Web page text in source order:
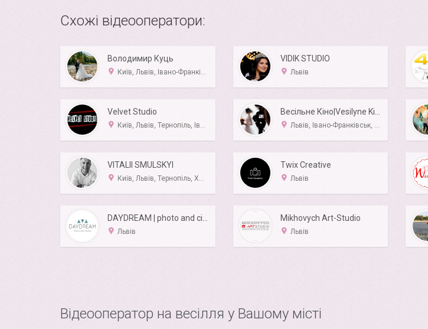
Схожі відеооператори:
Володимир Куць
Київ, Львів, Івано-Франківськ, Тернопіль, Вінниця
VIDIK STUDIO
Львів
Velvet Studio
Київ, Львів, Тернопіль, Івано-Франківськ, Хмельницький Львів, Івано-Франківськ, Тернопіль, Ужгород, Чернівці
VITALII SMULSKYI
Київ, Львів, Тернопіль, Хмельницький, Вінниця
Twix Creative
Львів
Львів
Mikhovych Art-Studio
Львів
Відеооператор на весілля у Вашому місті